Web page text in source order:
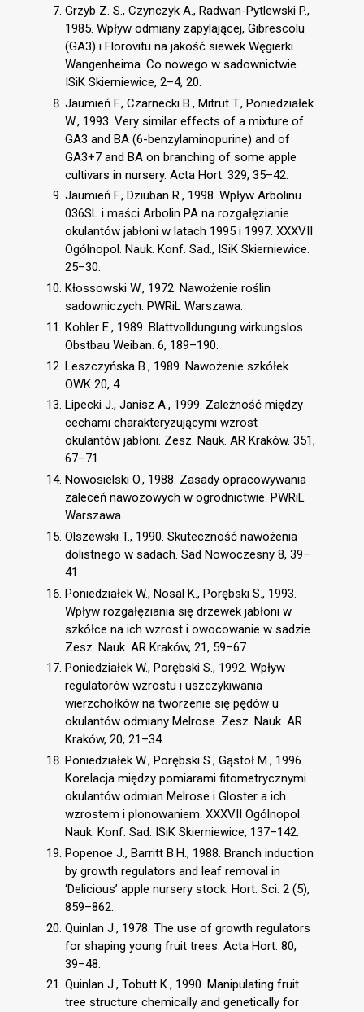
Grzyb Z. S., Czynczyk A., Radwan-Pytlewski P.,
1985. Wpływ odmiany zapylającej, Gibrescolu
(GA3) i Florovitu na jakość siewek Węgierki
Wangenheima. Co nowego w sadownictwie.
ISiK Skierniewice, 2–4, 20.
Jaumień F., Czarnecki B., Mitrut T., Poniedziałek
W., 1993. Very similar effects of a mixture of
GA3 and BA (6-benzylaminopurine) and of
GA3+7 and BA on branching of some apple
cultivars in nursery. Acta Hort. 329, 35–42.
Jaumień F., Dziuban R., 1998. Wpływ Arbolinu
036SL i maści Arbolin PA na rozgałęzianie
okulantów jabłoni w latach 1995 i 1997. XXXVII
Ogólnopol. Nauk. Konf. Sad., ISiK Skierniewice.
25–30.
Kłossowski W., 1972. Nawożenie roślin
sadowniczych. PWRiL Warszawa.
Kohler E., 1989. Blattvolldungung wirkungslos.
Obstbau Weiban. 6, 189–190.
Leszczyńska B., 1989. Nawożenie szkółek.
OWK 20, 4.
Lipecki J., Janisz A., 1999. Zależność między
cechami charakteryzującymi wzrost
okulantów jabłoni. Zesz. Nauk. AR Kraków. 351,
67–71.
Nowosielski O., 1988. Zasady opracowywania
zaleceń nawozowych w ogrodnictwie. PWRiL
Warszawa.
Olszewski T., 1990. Skuteczność nawożenia
dolistnego w sadach. Sad Nowoczesny 8, 39–
41.
Poniedziałek W., Nosal K., Porębski S., 1993.
Wpływ rozgałęziania się drzewek jabłoni w
szkółce na ich wzrost i owocowanie w sadzie.
Zesz. Nauk. AR Kraków, 21, 59–67.
Poniedziałek W., Porębski S., 1992. Wpływ
regulatorów wzrostu i uszczykiwania
wierzchołków na tworzenie się pędów u
okulantów odmiany Melrose. Zesz. Nauk. AR
Kraków, 20, 21–34.
Poniedziałek W., Porębski S., Gąstoł M., 1996.
Korelacja między pomiarami fitometrycznymi
okulantów odmian Melrose i Gloster a ich
wzrostem i plonowaniem. XXXVII Ogólnopol.
Nauk. Konf. Sad. ISiK Skierniewice, 137–142.
Popenoe J., Barritt B.H., 1988. Branch induction
by growth regulators and leaf removal in
‘Delicious’ apple nursery stock. Hort. Sci. 2 (5),
859–862.
Quinlan J., 1978. The use of growth regulators
for shaping young fruit trees. Acta Hort. 80,
39–48.
Quinlan J., Tobutt K., 1990. Manipulating fruit
tree structure chemically and genetically for